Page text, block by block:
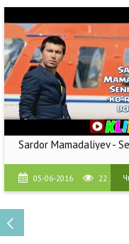
Sardor Mamadaliyev -
05-06-2016 22 231